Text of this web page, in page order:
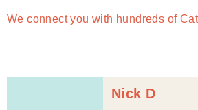
We connect you with hundreds ofCat
Nick D